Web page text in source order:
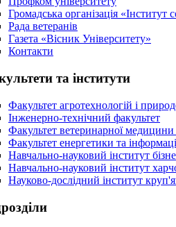
Громадська організація
Рада ветеранів
Газета «Вісник Університету»
Контакти
та інститути
Факультет агротехнологій і
Інженерно-технічний факультет
Факультет ветеринарної медицини
Факультет енергетики та
Навчально-науковий інститут
Навчально-науковий інститут
Науково-дослідний інститут